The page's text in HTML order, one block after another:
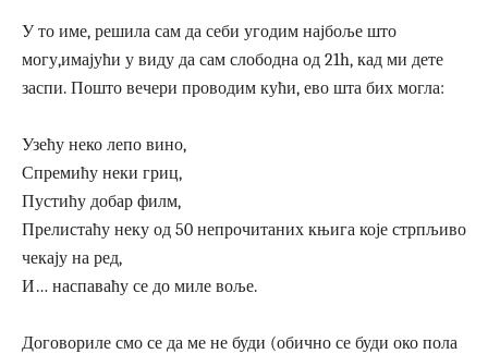
У то име, решила сам да себи угодим најбоље што
могу,имајући у виду да сам слободна од 21h, кад ми дете
заспи. Пошто вечери проводим кући, ево шта бих могла:
Узећу неко лепо вино,
Спремићу неки гриц,
Пустићу добар филм,
Прелистаћу неку од 50 непрочитаних књига које стрпљиво
чекају на ред,
И… наспаваћу се до миле воље.
Договориле смо се да ме не буди (обично се буди око пола